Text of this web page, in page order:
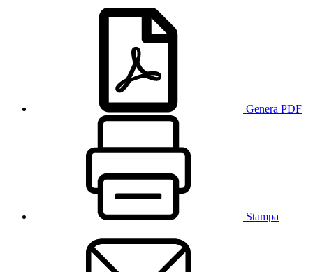
Genera PDF
Stampa